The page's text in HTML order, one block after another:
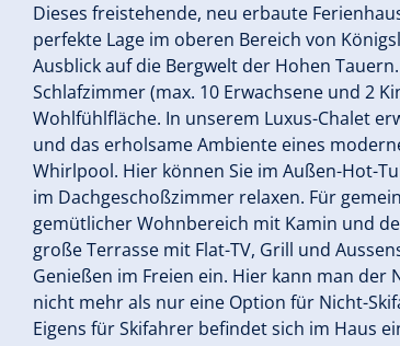
Dieses freistehende, neu erbaute
perfekte Lage im oberen Bereich von
Ausblick auf die Bergwelt der Hohen
Schlafzimmer (max. 10 Erwachsene und 2
Wohlfühlfläche. In unserem Luxus-Chalet
und das erholsame Ambiente eines
Whirlpool. Hier können Sie im Außen-Hot-
im Dachgeschoßzimmer relaxen. Für
gemütlicher Wohnbereich mit Kamin und
große Terrasse mit Flat-TV, Grill und
Genießen im Freien ein. Hier kann man
nicht mehr als nur eine Option für Nicht-
Eigens für Skifahrer befindet sich im Haus